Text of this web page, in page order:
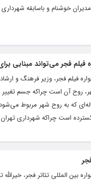
خوشنام و باسابقه شهرداری
فجر می‌تواند مبنایی
فیلم فجر، وزیر فرهنگ و
روح آن است چراکه جسم
که به روح شهر مربوط می‌شود
است چراکه شهرداری
المللی تئاتر فجر، خیرالله